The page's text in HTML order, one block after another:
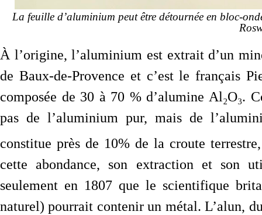
La feuille d’aluminium peut être détournée en bloc-
À l’origine, l’aluminium est extrait d’un
de Baux-de-Provence et c’est le français
composée de 30 à 70 % d’alumine Al₂O₃.
pas de l’aluminium pur, mais de
constitue près de 10% de la croute
cette abondance, son extraction et son
seulement en 1807 que le scientifique
naturel) pourrait contenir un métal. L’alun,